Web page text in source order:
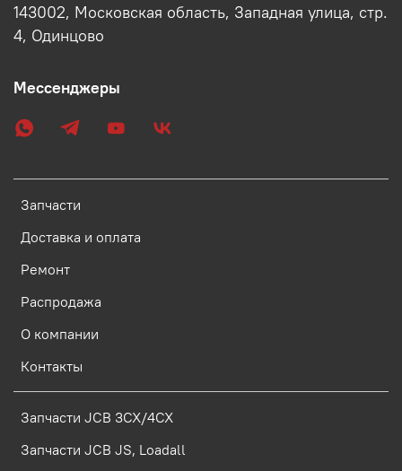
Запчасти
Доставка и оплата
Ремонт
Распродажа
О компании
Контакты
Запчасти JCB 3CX/4CX
Запчасти JCB JS, Loadall
143002, Московская область, Западная улица, стр.
4, Одинцово
Мессенджеры